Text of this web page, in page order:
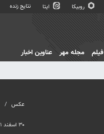
روبیکا ایتا نتایج زنده
فیلم مجله مهر عناوین اخبار
عکس
۳۰ اسفند ۱۳۹۱ - ۱۸:۱۸